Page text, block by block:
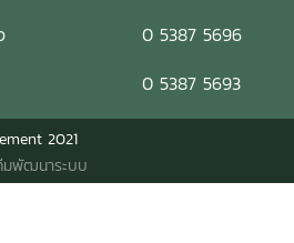
าหกิจ
0 5387 5696
0 5387 5693
2021
มพัฒนาระบบ